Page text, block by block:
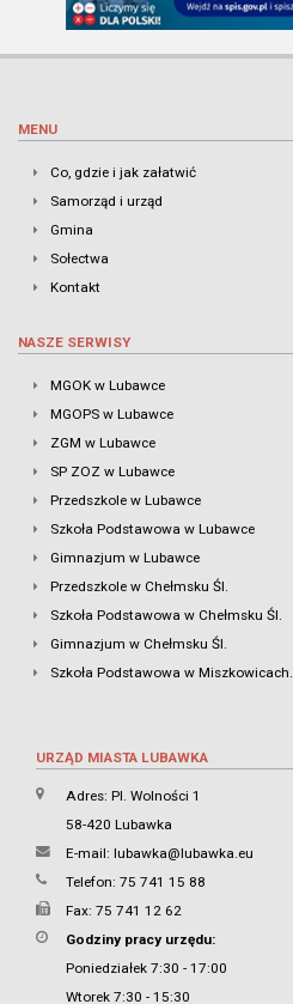
MENU
Co, gdzie i jak załatwić
Samorząd i urząd
Gmina
Sołectwa
Kontakt
NASZE SERWISY
MGOK w Lubawce
MGOPS w Lubawce
ZGM w Lubawce
SP ZOZ w Lubawce
Przedszkole w Lubawce
Szkoła Podstawowa w Lubawce
Gimnazjum w Lubawce
Przedszkole w Chełmsku Śl.
Szkoła Podstawowa w Chełmsku Śl.
Gimnazjum w Chełmsku Śl.
Szkoła Podstawowa w Miszkowicach.
URZĄD MIASTA LUBAWKA
Adres: Pl. Wolności 1
58-420 Lubawka
E-mail: lubawka@lubawka.eu
Telefon: 75 741 15 88
Fax: 75 741 12 62
Godziny pracy urzędu:
Poniedziałek 7:30 - 17:00
Wtorek 7:30 - 15:30